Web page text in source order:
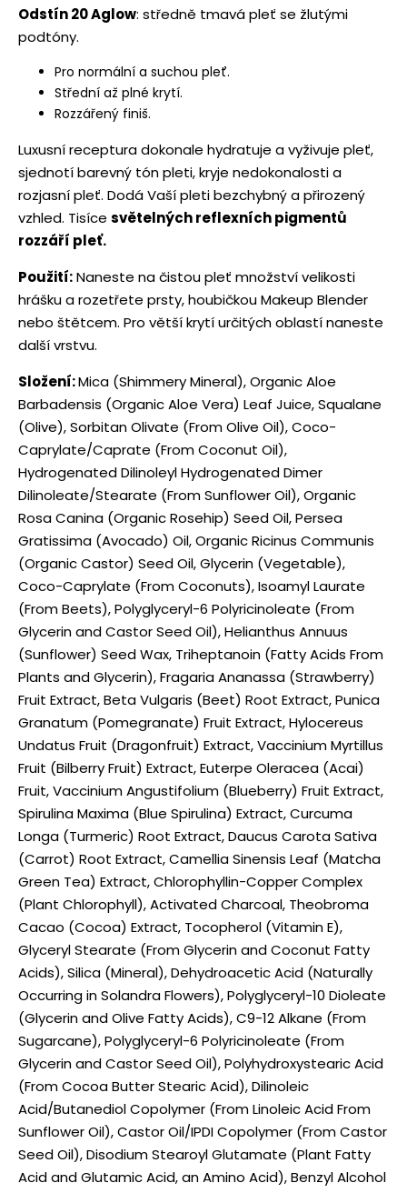
Odstín 20 Aglow: středně tmavá pleť se žlutými
podtóny.
Pro normální a suchou pleť.
Střední až plné krytí.
Rozzářený finiš.
Luxusní receptura dokonale hydratuje a vyživuje pleť,
sjednotí barevný tón pleti, kryje nedokonalosti a
rozjasní pleť. Dodá Vaší pleti bezchybný a přirozený
vzhled. Tisíce světelných reflexních pigmentů
rozzáří pleť.
Použití:Naneste na čistou pleť množství velikosti
hrášku a rozetřete prsty, houbičkou Makeup Blender
nebo štětcem. Pro větší krytí určitých oblastí naneste
další vrstvu.
Složení:Mica (Shimmery Mineral), Organic Aloe
Barbadensis (Organic Aloe Vera) Leaf Juice, Squalane
(Olive), Sorbitan Olivate (From Olive Oil), Coco-
Caprylate/Caprate (From Coconut Oil),
Hydrogenated Dilinoleyl Hydrogenated Dimer
Dilinoleate/Stearate (From Sunflower Oil), Organic
Rosa Canina (Organic Rosehip) Seed Oil, Persea
Gratissima (Avocado) Oil, Organic Ricinus Communis
(Organic Castor) Seed Oil, Glycerin (Vegetable),
Coco-Caprylate (From Coconuts), Isoamyl Laurate
(From Beets), Polyglyceryl-6 Polyricinoleate (From
Glycerin and Castor Seed Oil), Helianthus Annuus
(Sunflower) Seed Wax, Triheptanoin (Fatty Acids From
Plants and Glycerin), Fragaria Ananassa (Strawberry)
Fruit Extract, Beta Vulgaris (Beet) Root Extract, Punica
Granatum (Pomegranate) Fruit Extract, Hylocereus
Undatus Fruit (Dragonfruit) Extract, Vaccinium Myrtillus
Fruit (Bilberry Fruit) Extract, Euterpe Oleracea (Acai)
Fruit, Vaccinium Angustifolium (Blueberry) Fruit Extract,
Spirulina Maxima (Blue Spirulina) Extract, Curcuma
Longa (Turmeric) Root Extract, Daucus Carota Sativa
(Carrot) Root Extract, Camellia Sinensis Leaf (Matcha
Green Tea) Extract, Chlorophyllin-Copper Complex
(Plant Chlorophyll), Activated Charcoal, Theobroma
Cacao (Cocoa) Extract, Tocopherol (Vitamin E),
Glyceryl Stearate (From Glycerin and Coconut Fatty
Acids), Silica (Mineral), Dehydroacetic Acid (Naturally
Occurring in Solandra Flowers), Polyglyceryl-10 Dioleate
(Glycerin and Olive Fatty Acids), C9-12 Alkane (From
Sugarcane), Polyglyceryl-6 Polyricinoleate (From
Glycerin and Castor Seed Oil), Polyhydroxystearic Acid
(From Cocoa Butter Stearic Acid), Dilinoleic
Acid/Butanediol Copolymer (From Linoleic Acid From
Sunflower Oil), Castor Oil/IPDI Copolymer (From Castor
Seed Oil), Disodium Stearoyl Glutamate (Plant Fatty
Acid and Glutamic Acid, an Amino Acid), Benzyl Alcohol